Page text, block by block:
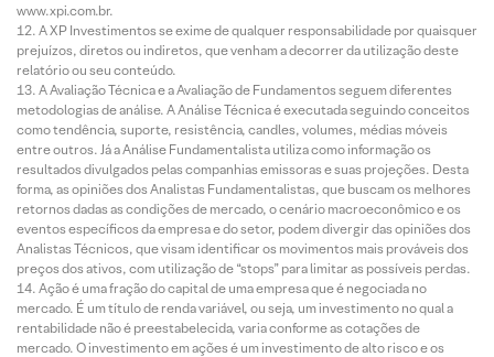
www.xpi.com.br.
A XP Investimentos se exime de qualquer responsabilidade por quaisquer
prejuízos, diretos ou indiretos, que venham a decorrer da utilização deste
relatório ou seu conteúdo.
A Avaliação Técnica e a Avaliação de Fundamentos seguem diferentes
metodologias de análise. A Análise Técnica é executada seguindo conceitos
como tendência, suporte, resistência, candles, volumes, médias móveis
entre outros. Já a Análise Fundamentalista utiliza como informação os
resultados divulgados pelas companhias emissoras e suas projeções. Desta
forma, as opiniões dos Analistas Fundamentalistas, que buscam os melhores
retornos dadas as condições de mercado, o cenário macroeconômico e os
eventos específicos da empresa e do setor, podem divergir das opiniões dos
Analistas Técnicos, que visam identificar os movimentos mais prováveis dos
preços dos ativos, com utilização de “stops” para limitar as possíveis perdas.
Ação é uma fração do capital de uma empresa que é negociada no
mercado. É um título de renda variável, ou seja, um investimento no qual a
rentabilidade não é preestabelecida, varia conforme as cotações de
mercado. O investimento em ações é um investimento de alto risco e os